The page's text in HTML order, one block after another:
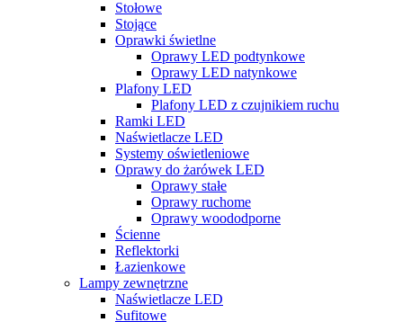
Stołowe
Stojące
Oprawki świetlne
Oprawy LED podtynkowe
Oprawy LED natynkowe
Plafony LED
Plafony LED z czujnikiem ruchu
Ramki LED
Naświetlacze LED
Systemy oświetleniowe
Oprawy do żarówek LED
Oprawy stałe
Oprawy ruchome
Oprawy woododporne
Ścienne
Reflektorki
Łazienkowe
Lampy zewnętrzne
Naświetlacze LED
Sufitowe